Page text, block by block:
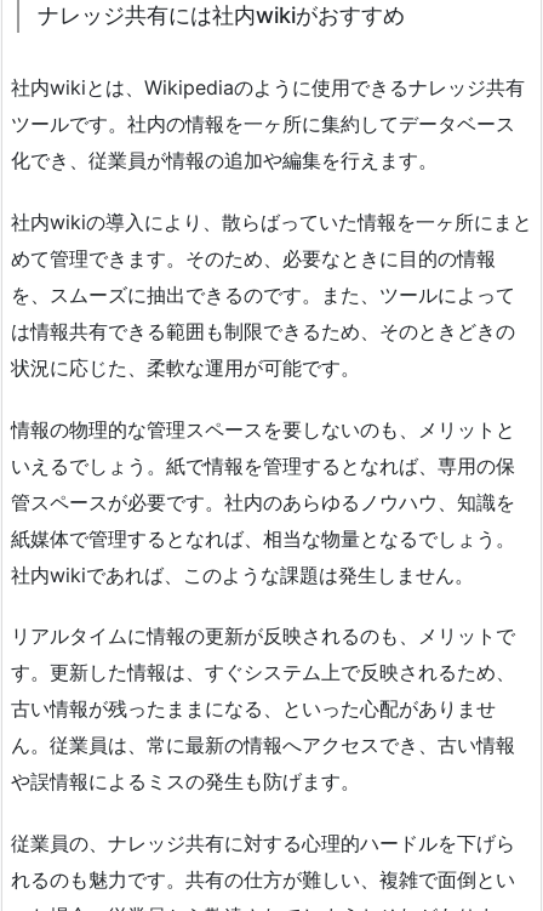
ナレッジ共有には社内wikiがおすすめ
社内wikiとは、Wikipediaのように使用できるナレッジ共有
ツールです。社内の情報を一ヶ所に集約してデータベース
化でき、従業員が情報の追加や編集を行えます。
社内wikiの導入により、散らばっていた情報を一ヶ所にまと
めて管理できます。そのため、必要なときに目的の情報
を、スムーズに抽出できるのです。また、ツールによって
は情報共有できる範囲も制限できるため、そのときどきの
状況に応じた、柔軟な運用が可能です。
情報の物理的な管理スペースを要しないのも、メリットと
いえるでしょう。紙で情報を管理するとなれば、専用の保
管スペースが必要です。社内のあらゆるノウハウ、知識を
紙媒体で管理するとなれば、相当な物量となるでしょう。
社内wikiであれば、このような課題は発生しません。
リアルタイムに情報の更新が反映されるのも、メリットで
す。更新した情報は、すぐシステム上で反映されるため、
古い情報が残ったままになる、といった心配がありませ
ん。従業員は、常に最新の情報へアクセスでき、古い情報
や誤情報によるミスの発生も防げます。
従業員の、ナレッジ共有に対する心理的ハードルを下げら
れるのも魅力です。共有の仕方が難しい、複雑で面倒とい